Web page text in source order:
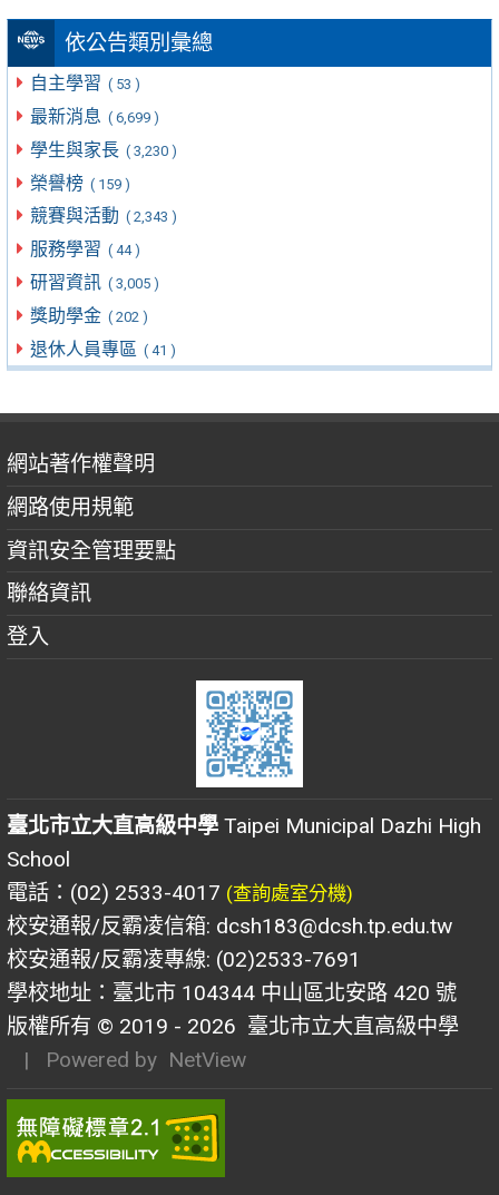
依公告類別彙總
自主學習 ( 53 )
最新消息 ( 6,699 )
學生與家長 ( 3,230 )
榮譽榜 ( 159 )
競賽與活動 ( 2,343 )
服務學習 ( 44 )
研習資訊 ( 3,005 )
獎助學金 ( 202 )
退休人員專區 ( 41 )
網站著作權聲明
網路使用規範
資訊安全管理要點
聯絡資訊
登入
臺北市立大直高級中學 Taipei Municipal Dazhi High
School
電話：(02) 2533-4017 (查詢處室分機)
校安通報/反霸凌信箱: dcsh183@dcsh.tp.edu.tw
校安通報/反霸凌專線: (02)2533-7691
學校地址：臺北市 104344 中山區北安路 420 號
版權所有 © 2019 - 2026 臺北市立大直高級中學
| Powered by NetView